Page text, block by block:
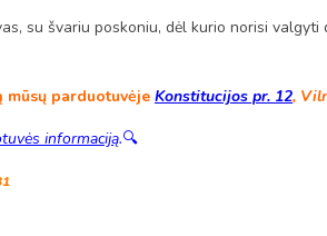
su švariu poskoniu, dėl kurio norisi
mūsų parduotuvėje Konstitucijos pr. 12,
informaciją.🔍